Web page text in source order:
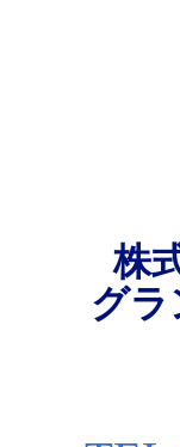
株
グラ